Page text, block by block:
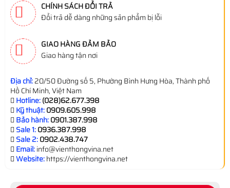
CHÍNH SÁCH ĐỔI TRẢ
Đổi trả dễ dàng những sản phẩm bị lỗi
GIAO HÀNG ĐẢM BẢO
Giao hàng tận nơi
Địa chỉ:20/50 Đường số 5, Phường Bình Hưng Hòa, Thành phố
Hồ Chí Minh, Việt Nam
Hotline:(028)62.677.398
Kỹ thuật:0909.605.998
Bảo hành:0901.387.998
Sale 1:0936.387.998
Sale 2:0902.438.747
Email:info@vienthongvina.net
Website:https://vienthongvina.net